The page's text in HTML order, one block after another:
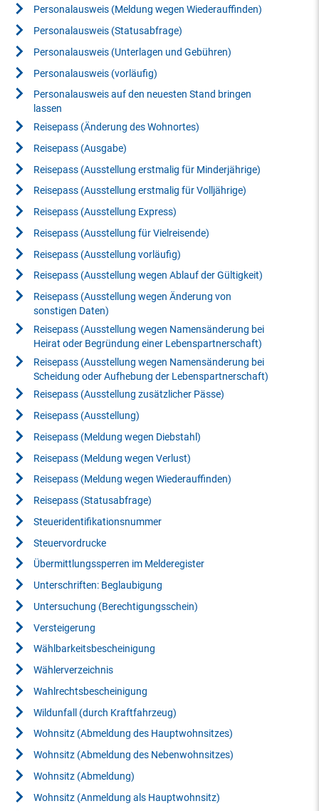
Personalausweis (Meldung wegen Wiederauffinden)
Personalausweis (Statusabfrage)
Personalausweis (Unterlagen und Gebühren)
Personalausweis (vorläufig)
Personalausweis auf den neuesten Stand bringen
lassen
Reisepass (Änderung des Wohnortes)
Reisepass (Ausgabe)
Reisepass (Ausstellung erstmalig für Minderjährige)
Reisepass (Ausstellung erstmalig für Volljährige)
Reisepass (Ausstellung Express)
Reisepass (Ausstellung für Vielreisende)
Reisepass (Ausstellung vorläufig)
Reisepass (Ausstellung wegen Ablauf der Gültigkeit)
Reisepass (Ausstellung wegen Änderung von
sonstigen Daten)
Reisepass (Ausstellung wegen Namensänderung bei
Heirat oder Begründung einer Lebenspartnerschaft)
Reisepass (Ausstellung wegen Namensänderung bei
Scheidung oder Aufhebung der Lebenspartnerschaft)
Reisepass (Ausstellung zusätzlicher Pässe)
Reisepass (Ausstellung)
Reisepass (Meldung wegen Diebstahl)
Reisepass (Meldung wegen Verlust)
Reisepass (Meldung wegen Wiederauffinden)
Reisepass (Statusabfrage)
Steueridentifikationsnummer
Steuervordrucke
Übermittlungssperren im Melderegister
Unterschriften: Beglaubigung
Untersuchung (Berechtigungsschein)
Versteigerung
Wählbarkeitsbescheinigung
Wählerverzeichnis
Wahlrechtsbescheinigung
Wildunfall (durch Kraftfahrzeug)
Wohnsitz (Abmeldung des Hauptwohnsitzes)
Wohnsitz (Abmeldung des Nebenwohnsitzes)
Wohnsitz (Abmeldung)
Wohnsitz (Anmeldung als Hauptwohnsitz)